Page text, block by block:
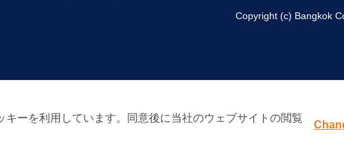
Copyright (c) Bangkok
ーを利用しています。同意後に当社のウェブサイトの閲覧